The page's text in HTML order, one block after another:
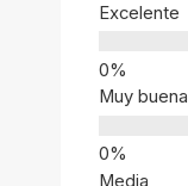
Excelente
Muy buena
Media